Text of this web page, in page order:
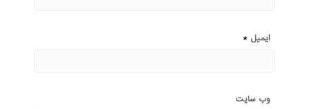
ایمیل *
وب‌ سایت